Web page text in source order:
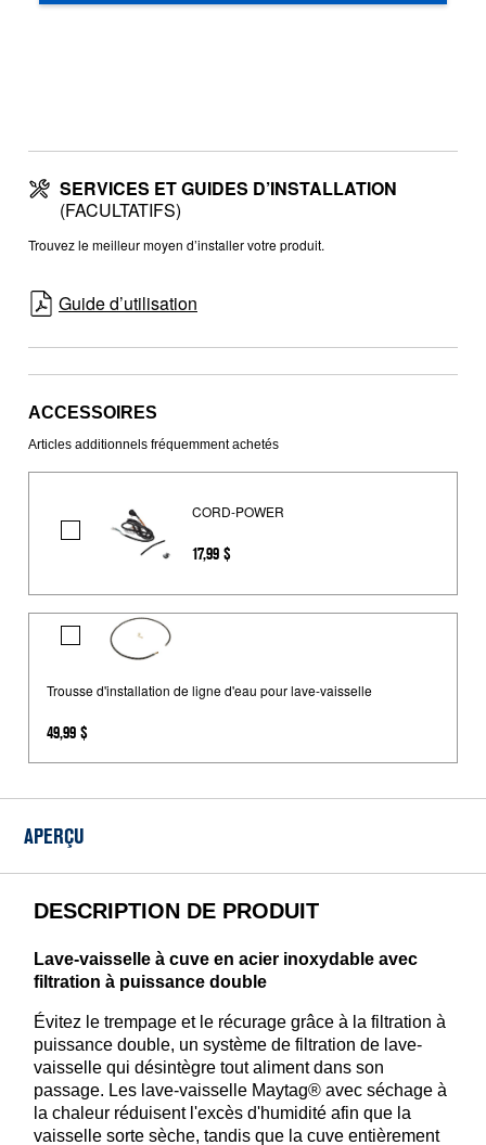
SERVICES ET GUIDES D’INSTALLATION
(FACULTATIFS)
Trouvez le meilleur moyen d’installer votre produit.
Guide d’utilisation
ACCESSOIRES
Articles additionnels fréquemment achetés
CORD-
POWER
CORD-POWER
17,99 $
Trousse
d'installation
de
d'eau
pour
lave-
Trousse d'installation de ligne d'eau pour lave-vaisselle
49,99 $
APERÇU
DESCRIPTION DE PRODUIT
Lave-vaisselle à cuve en acier inoxydable avec
filtration à puissance double
Évitez le trempage et le récurage grâce à la filtration à
puissance double, un système de filtration de lave-
vaisselle qui désintègre tout aliment dans son
passage. Les lave-vaisselle Maytag® avec séchage à
la chaleur réduisent l'excès d'humidité afin que la
vaisselle sorte sèche, tandis que la cuve entièrement